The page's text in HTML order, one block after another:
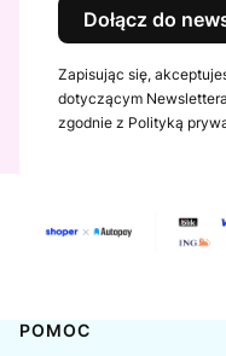
Dołącz do
Zapisując się,
dotyczącym
zgodnie z Polityką
Linki w stopce
POMOC